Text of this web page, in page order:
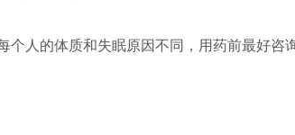
人的体质和失眠原因不同，用药前最好咨